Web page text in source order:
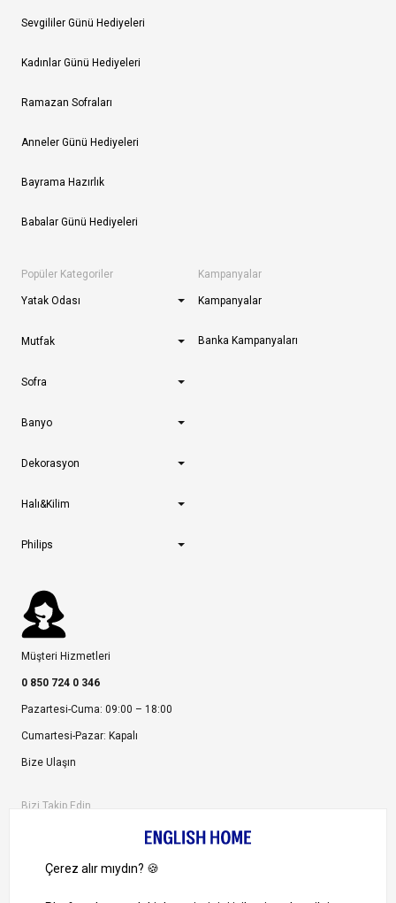
Sevgililer Günü Hediyeleri
Kadınlar Günü Hediyeleri
Ramazan Sofraları
Anneler Günü Hediyeleri
Bayrama Hazırlık
Babalar Günü Hediyeleri
Popüler Kategoriler
Yatak Odası
Mutfak
Sofra
Banyo
Dekorasyon
Halı&Kilim
Philips
Kampanyalar
Kampanyalar
Banka Kampanyaları
Müşteri Hizmetleri
0 850 724 0 346
Pazartesi-Cuma: 09:00 – 18:00
Cumartesi-Pazar: Kapalı
Bize Ulaşın
Bizi Takip Edin